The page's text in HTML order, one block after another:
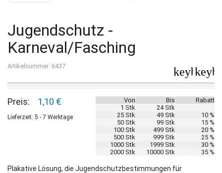
Jugendschutz -
Karneval/Fasching
Artikelnummer: 6437
Von Bis
Rabatt
1 Stk
24 Stk
25 Stk
49 Stk
10 %
50 Stk
99 Stk
15 %
100 Stk
499 Stk
20 %
500 Stk
999 Stk
25 %
1000 Stk
1999 Stk
30 %
2000 Stk
10000 Stk 35 %
Preis: 1,10 €
Lieferzeit: 5 - 7 Werktage
Plakative Lösung, die Jugendschutzbestimmungen für